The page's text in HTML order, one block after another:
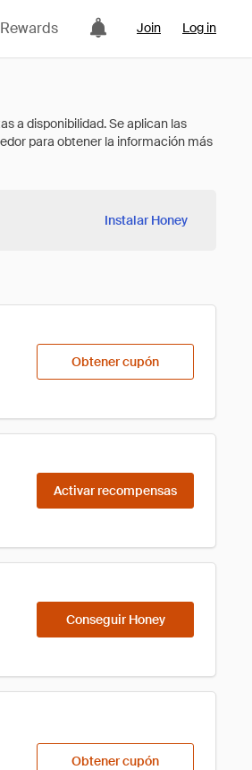
Rewards Join Log in
Instalar Honey
Obtener cupón
Activar recompensas
Conseguir Honey
Obtener cupón